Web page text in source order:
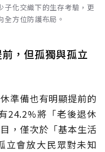
子化交織下的生存考驗，更
方位防護布局。
，但孤獨與孤立
準備也有明顯提前的
24.2%將「老後退休
，僅次於「基本生活
立會放大民眾對未知